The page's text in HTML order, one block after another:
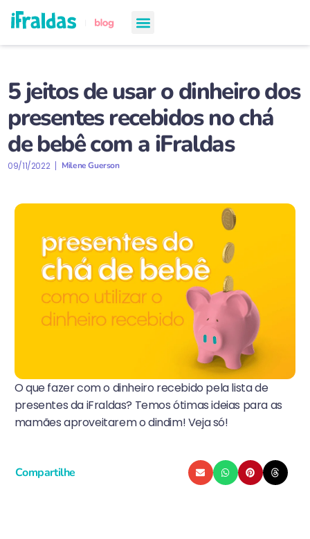
5 jeitos de usar o dinheiro dos
presentes recebidos no chá
de bebê com a iFraldas
09/11/2022 Milene Guerson
O que fazer com o dinheiro recebido pela lista de
presentes da iFraldas? Temos ótimas ideias para as
mamães aproveitarem o dindim! Veja só!
Compartilhe